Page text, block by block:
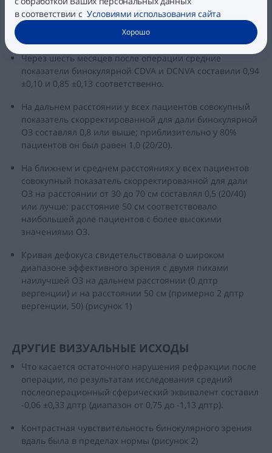
ОЗ
Через шесть месяцев после операции средние
показатели бинокулярной CDVA и DCNVA составили 0,94
±0,10 и 0,85 ±0,13 соответственно.
На дальнем расстоянии у всех пациентов совокупный
показатель скорректированной для дали бинокулярной
ОЗ составлял 0,8 или выше; приблизительно у 80%
пациентов он был равен 1,0 (20/20).
На ближнем и среднем расстояниях у всех пациентов
совокупный показатель скорректированной для дали
ОЗ на расстоянии от 30 до 70 см составлял 0,5 (20/40)
или лучше; расстояние 50 см соответствовало
наибольшей доле пациентов с более высокими
значениями ОЗ.
Кривая дефокуса свидетельствовала о широком
диапазоне эффективного зрения с двумя пиками
наилучшей ОЗ на дальнем расстоянии (0 дптр
вергенции) и на расстоянии 50 см (примерно 2 дптр
вергенции, 50) (рисунок 1)
ДРУГИЕ ВИЗУАЛЬНЫЕ ИСХОДЫ
Что касается остаточного нарушения рефракции после
операции, по результатам исследования средний
послеоперационный сферический эквивалент составил
-0,06 ±0,33 дптр (диапазон от 0,75 до -1,13 дптр).
Контрастная чувствительность бинокулярного зрения
вдаль была в пределах нормы (рисунок 2)
в соответствии с Условиями использования сайта
Хорошо